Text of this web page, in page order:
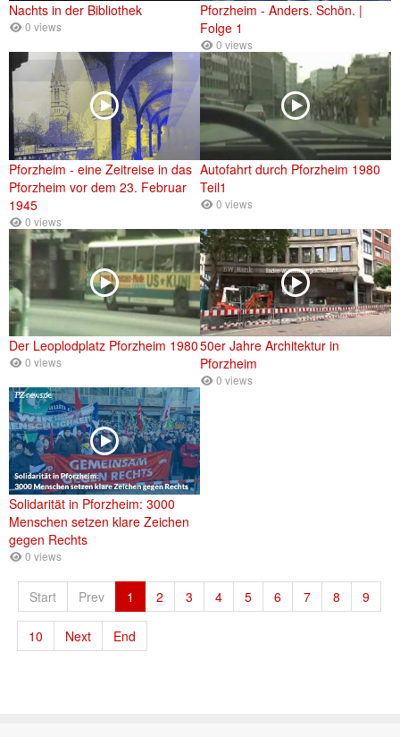
Nachts in der Bibliothek
0 views
Pforzheim - Anders. Schön. |
Folge 1
0 views
Pforzheim - eine Zeitreise in das
Pforzheim vor dem 23. Februar
1945
0 views
Autofahrt durch Pforzheim 1980
Teil1
0 views
Der Leoplodplatz Pforzheim 1980
0 views
50er Jahre Architektur in
Pforzheim
0 views
Solidarität in Pforzheim: 3000
Menschen setzen klare Zeichen
gegen Rechts
0 views
Start Prev 1 2 3 4 5 6 7 8 9
10 Next End